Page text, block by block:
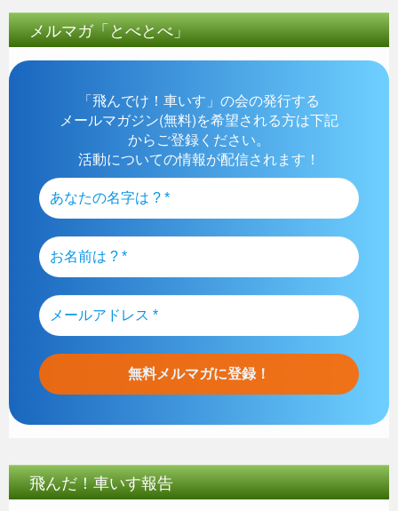
メルマガ「とべとべ」
「飛んでけ！車いす」の会の発行する
メールマガジン(無料)を希望される方は下記
からご登録ください。
活動についての情報が配信されます！
飛んだ！車いす報告